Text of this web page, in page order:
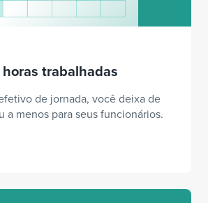
trabalhadas
de jornada, você deixa de
a menos para seus funcionários.